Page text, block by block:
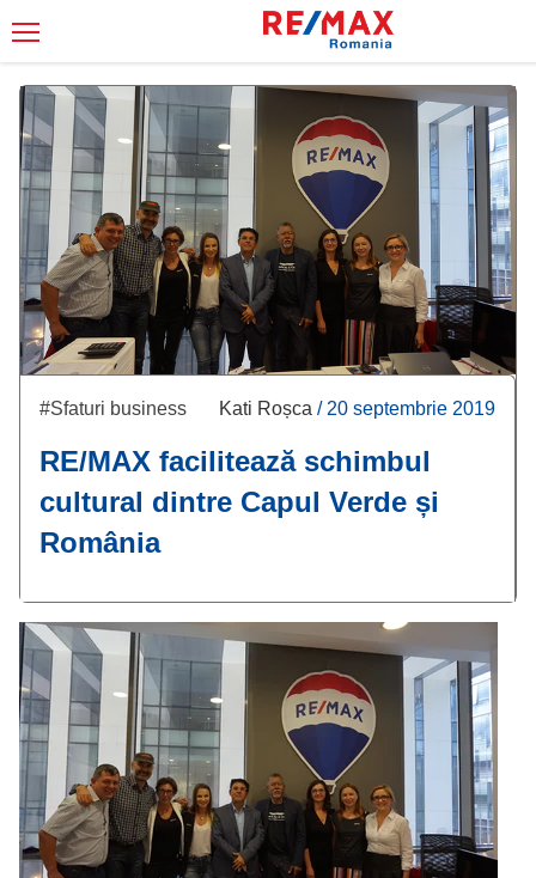
#Sfaturi business Kati Roșca / 20 septembrie 2019
RE/MAX facilitează schimbul
cultural dintre Capul Verde și
România